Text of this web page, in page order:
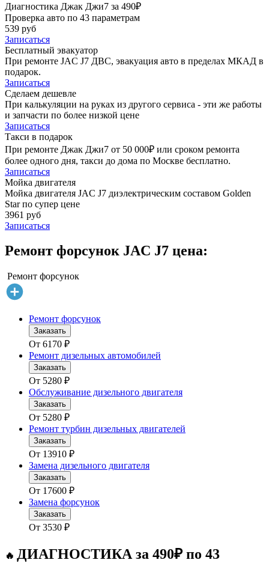
Диагностика Джак Джи7 за 490₽
Проверка авто по 43 параметрам
539 руб
Записаться
Бесплатный эвакуатор
При ремонте JAC J7 ДВС, эвакуация авто в пределах МКАД в
подарок.
Записаться
Сделаем дешевле
При калькуляции на руках из другого сервиса - эти же работы
и запчасти по более низкой цене
Записаться
Такси в подарок
При ремонте Джак Джи7 от 50 000₽ или сроком ремонта
более одного дня, такси до дома по Москве бесплатно.
Записаться
Мойка двигателя
Мойка двигателя JAC J7 диэлектрическим составом Golden
Star по супер цене
3961 руб
Записаться
Ремонт форсунок JAC J7 цена:
Ремонт форсунок
Ремонт форсунок
Заказать
От 6170 ₽
Ремонт дизельных автомобилей
Заказать
От 5280 ₽
Обслуживание дизельного двигателя
Заказать
От 5280 ₽
Ремонт турбин дизельных двигателей
Заказать
От 13910 ₽
Замена дизельного двигателя
Заказать
От 17600 ₽
Замена форсунок
Заказать
От 3530 ₽
🔥 ДИАГНОСТИКА за 490₽ по 43